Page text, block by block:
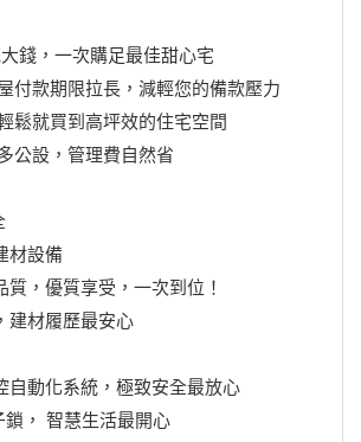
錢，一次購足最佳甜心宅
付款期限拉長，減輕您的備款壓力
鬆就買到高坪效的住宅空間
公設，管理費自然省
材設備
質，優質享受，一次到位！
建材履歷最安心
自動化系統，極致安全最放心
鎖， 智慧生活最開心